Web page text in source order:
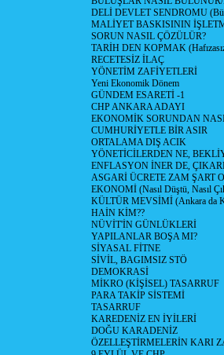
DELİ DEVLET SENDROMU
MALİYET BASKISININ
SORUN NASIL ÇÖZÜLÜR?
TARİH DEN KOPMAK
RECETESİZ İLAÇ
YÖNETİM ZAFİYETLERİ
Yeni Ekonomik Dönem
GÜNDEM ESARETİ -1
CHP ANKARA ADAYI
EKONOMİK SORUNDAN
CUMHURİYETLE BİR ASIR
ORTALAMA DIŞ ACIK
YÖNETİCİLERDEN NE,
ENFLASYON İNER DE,
ASGARİ ÜCRETE ZAM ŞART
EKONOMİ (Nasıl Düştü, Nasıl
KÜLTÜR MEVSİMİ (Ankara da
HAİN KİM??
NÜVİT'İN GÜNLÜKLERİ
YAPILANLAR BOŞA MI?
SİYASAL FİTNE
SİVİL, BAGIMSIZ STÖ
DEMOKRASİ
MİKRO (KİŞİSEL) TASARRUF
PARA TAKİP SİSTEMİ
TASARRUF
KAREDENİZ EN İYİLERİ
DOĞU KARADENİZ
ÖZELLEŞTİRMELERİN KARI